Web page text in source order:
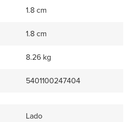
1.8 cm
1.8 cm
8.26 kg
5401100247404
Lado